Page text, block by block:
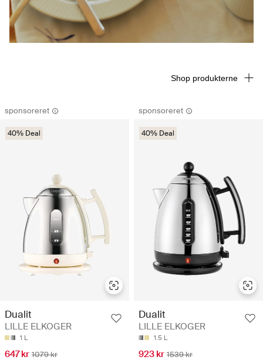
sponsoreret
40% Deal
Dualit
LILLE ELKOGER
1 L
647 kr 1079 kr
sponsoreret
40% Deal
Dualit
LILLE ELKOGER
1.5 L
923 kr 1539 kr
Shop produkterne